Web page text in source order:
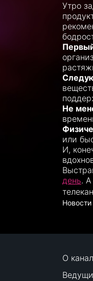
Утро
Не
или
И,
день. А
О